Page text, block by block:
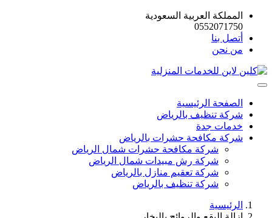
المملكة العربية السعودية
0552071750
أتصل بنا
من نحن
الصفحة الرئيسية
شركة تنظيف بالرياض
خدمات جدة
شركة مكافحة حشرات بالرياض
شركة مكافحة حشرات شمال الرياض
شركة رش مبيدات شمال الرياض
شركة تعقيم منازل بالرياض
شركة تنظيف بالرياض
الرئيسية